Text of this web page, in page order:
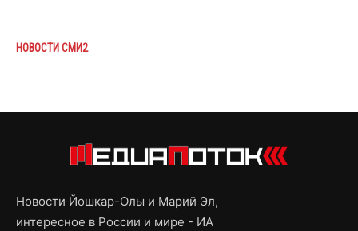
НОВОСТИ СМИ2
Новости Йошкар-Олы и Марий Эл,
интересное в России и мире - ИА